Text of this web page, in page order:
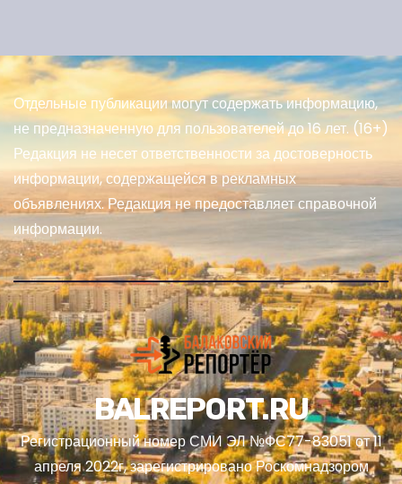
Отдельные публикации могут содержать информацию,
не предназначенную для пользователей до 16 лет. (16+)
Редакция не несет ответственности за достоверность
информации, содержащейся в рекламных
объявлениях. Редакция не предоставляет справочной
информации.
BALREPORT.RU
Регистрационный номер СМИ ЭЛ №ФС77-83051 от 11
апреля 2022г, зарегистрировано Роскомнадзором